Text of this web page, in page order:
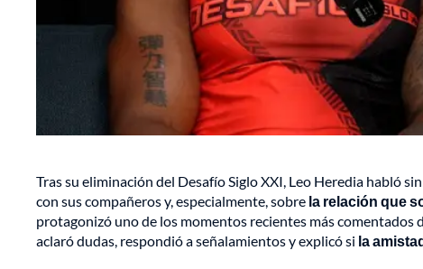
Tras su eliminación del Desafío Siglo XXI, Leo Heredia habló
con sus compañeros y, especialmente, sobre la relación que
protagonizó uno de los momentos recientes más
aclaró dudas, respondió a señalamientos y explicó si la